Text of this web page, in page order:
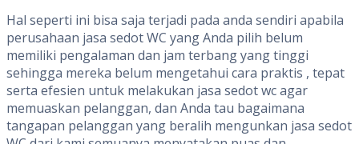
Hal seperti ini bisa saja terjadi pada anda sendiri apabila
perusahaan jasa sedot WC yang Anda pilih belum
memiliki pengalaman dan jam terbang yang tinggi
sehingga mereka belum mengetahui cara praktis , tepat
serta efesien untuk melakukan jasa sedot wc agar
memuaskan pelanggan, dan Anda tau bagaimana
tangapan pelanggan yang beralih mengunkan jasa sedot